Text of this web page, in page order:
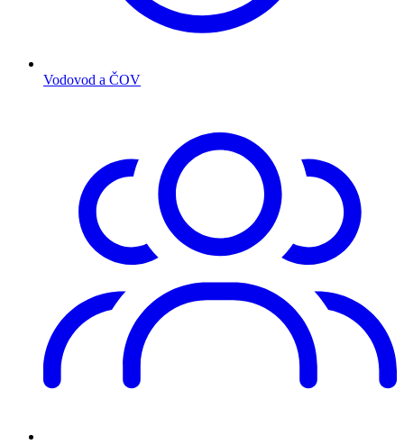
Vodovod a ČOV